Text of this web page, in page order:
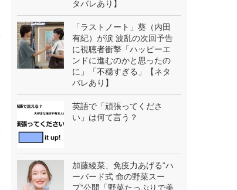
タバレあり】
「ラストノート」葵（内田
有紀）が涙 波乱の次回予告
に視聴者衝撃「ハッピーエ
ンドに進むのかと思ったの
に」「不穏すぎる」【ネタ
バレあり】
英語で「頑張ってくださ
い」は何て言う？
加藤綾菜、免疫力あげる“ハ
ーバード式 命の野菜スー
プ”公開「野菜たっぷりで美